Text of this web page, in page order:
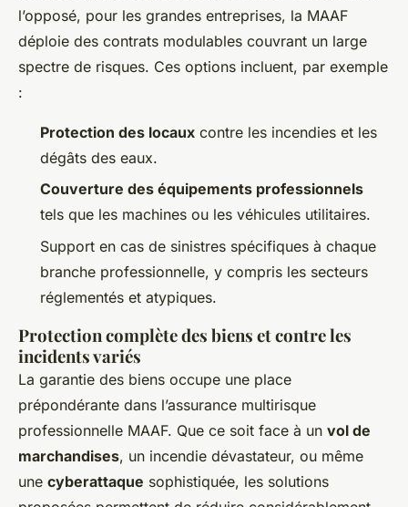
l’opposé, pour les grandes entreprises, la MAAF
déploie des contrats modulables couvrant un large
spectre de risques. Ces options incluent, par exemple
:
Protection des locaux contre les incendies et les
dégâts des eaux.
Couverture des équipements professionnels
tels que les machines ou les véhicules utilitaires.
Support en cas de sinistres spécifiques à chaque
branche professionnelle, y compris les secteurs
réglementés et atypiques.
Protection complète des biens et contre les
incidents variés
La garantie des biens occupe une place
prépondérante dans l’assurance multirisque
professionnelle MAAF. Que ce soit face à un vol de
marchandises, un incendie dévastateur, ou même
une cyberattaque sophistiquée, les solutions